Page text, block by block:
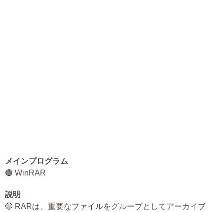
メインプログラム
🔵 WinRAR
説明
🔵 RARは、重要なファイルをグループとしてアーカイブ